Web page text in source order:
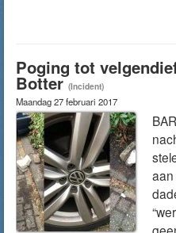
Poging tot
Botter (Incident)
Maandag 27 februari 2017